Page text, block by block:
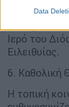
Data
άμεση
Ιερό του
Ειλειθυίας.
6. Καθολική
Η τοπική